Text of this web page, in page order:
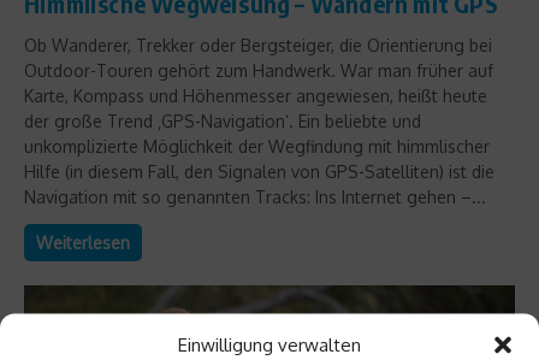
Einwilligung verwalten
Ob Wanderer, Trekker oder Bergsteiger, die Orientierung bei
Outdoor-Touren gehört zum Handwerk. War man früher auf
Karte, Kompass und Höhenmesser angewiesen, heißt heute
der große Trend ‚GPS-Navigation’. Ein beliebte und
unkomplizierte Möglichkeit der Wegfindung mit himmlischer
Hilfe (in diesem Fall, den Signalen von GPS-Satelliten) ist die
Navigation mit so genannten Tracks: Ins Internet gehen –...
Weiterlesen